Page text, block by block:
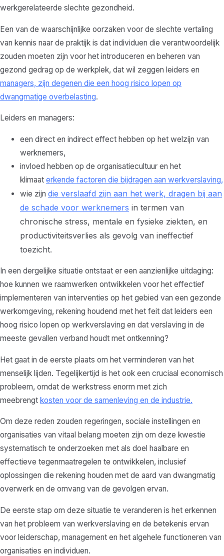
werkgerelateerde slechte gezondheid.
Een van de waarschijnlijke oorzaken voor de slechte vertaling
van kennis naar de praktijk is dat individuen die verantwoordelijk
zouden moeten zijn voor het introduceren en beheren van
gezond gedrag op de werkplek, dat wil zeggen leiders en
managers, zijn degenen die een hoog risico lopen op
dwangmatige overbelasting.
Leiders en managers:
een direct en indirect effect hebben op het welzijn van
werknemers,
invloed hebben op de organisatiecultuur en het
klimaat erkende factoren die bijdragen aan werkverslaving,
wie zijn die verslaafd zijn aan het werk, dragen bij aan
de schade voor werknemers in termen van
chronische stress, mentale en fysieke ziekten, en
productiviteitsverlies als gevolg van ineffectief
toezicht.
In een dergelijke situatie ontstaat er een aanzienlijke uitdaging:
hoe kunnen we raamwerken ontwikkelen voor het effectief
implementeren van interventies op het gebied van een gezonde
werkomgeving, rekening houdend met het feit dat leiders een
hoog risico lopen op werkverslaving en dat verslaving in de
meeste gevallen verband houdt met ontkenning?
Het gaat in de eerste plaats om het verminderen van het
menselijk lijden. Tegelijkertijd is het ook een cruciaal economisch
probleem, omdat de werkstress enorm met zich
meebrengt kosten voor de samenleving en de industrie.
Om deze reden zouden regeringen, sociale instellingen en
organisaties van vitaal belang moeten zijn om deze kwestie
systematisch te onderzoeken met als doel haalbare en
effectieve tegenmaatregelen te ontwikkelen, inclusief
oplossingen die rekening houden met de aard van dwangmatig
overwerk en de omvang van de gevolgen ervan.
De eerste stap om deze situatie te veranderen is het erkennen
van het probleem van werkverslaving en de betekenis ervan
voor leiderschap, management en het algehele functioneren van
organisaties en individuen.